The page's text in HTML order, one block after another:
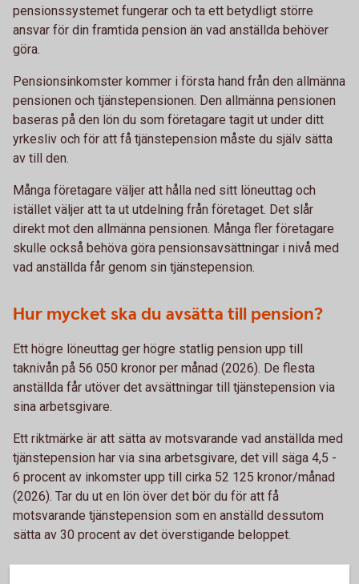
pensionssystemet fungerar och ta ett betydligt större
ansvar för din framtida pension än vad anställda behöver
göra.
Pensionsinkomster kommer i första hand från den allmänna
pensionen och tjänstepensionen. Den allmänna pensionen
baseras på den lön du som företagare tagit ut under ditt
yrkesliv och för att få tjänstepension måste du själv sätta
av till den.
Många företagare väljer att hålla ned sitt löneuttag och
istället väljer att ta ut utdelning från företaget. Det slår
direkt mot den allmänna pensionen. Många fler företagare
skulle också behöva göra pensionsavsättningar i nivå med
vad anställda får genom sin tjänstepension.
Hur mycket ska du avsätta till pension?
Ett högre löneuttag ger högre statlig pension upp till
taknivån på 56 050 kronor per månad (2026). De flesta
anställda får utöver det avsättningar till tjänstepension via
sina arbetsgivare.
Ett riktmärke är att sätta av motsvarande vad anställda med
tjänstepension har via sina arbetsgivare, det vill säga 4,5 -
6 procent av inkomster upp till cirka 52 125 kronor/månad
(2026). Tar du ut en lön över det bör du för att få
motsvarande tjänstepension som en anställd dessutom
sätta av 30 procent av det överstigande beloppet.